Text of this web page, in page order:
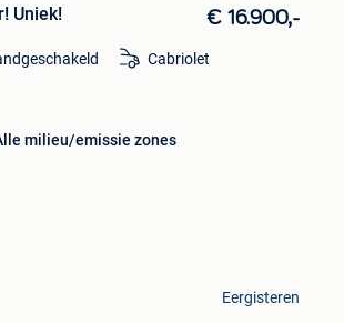
Uniek! € 16.900,-
Cabriolet
milieu/emissie zones
Eergisteren